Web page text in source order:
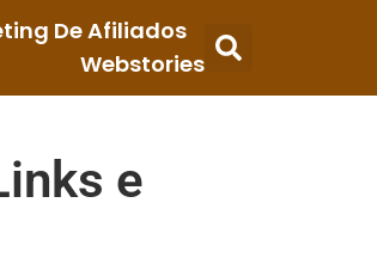
De Afiliados
Webstories
e